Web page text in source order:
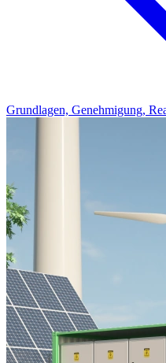
Grundlagen, Genehmigung,